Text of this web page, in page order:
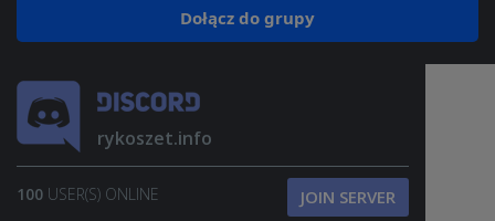
Dołącz do grupy
rykoszet.info
100 USER(S) ONLINE JOIN SERVER